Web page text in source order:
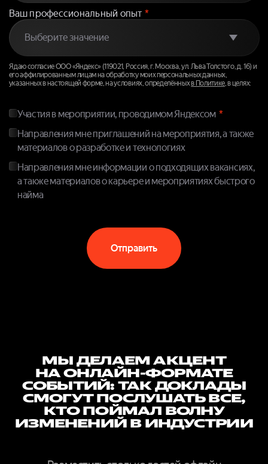
Ваш профессиональный опыт *
Я даю согласие ООО «Яндекс» (119021, Россия, г. Москва, ул. Льва Толстого, д. 16) и
его аффилированным лицам на обработку моих персональных данных,
указанных в настоящей форме, на условиях, определённыхв Политике , в целях:
Участия в мероприятии, проводимом Яндексом
Направления мне приглашений на мероприятия, а также
материалов о разработке и технологиях
Направления мне информации о подходящих вакансиях,
а также материалов о карьере и мероприятиях быстрого
найма
Отправить
МЫ ДЕЛАЕМ АКЦЕНТ
НА ОНЛАЙН-ФОРМАТЕ
СОБЫТИЙ: ТАК ДОКЛАДЫ
СМОГУТ ПОСЛУШАТЬ ВСЕ,
КТО ПОЙМАЛ ВОЛНУ
ИЗМЕНЕНИЙ В ИНДУСТРИИ